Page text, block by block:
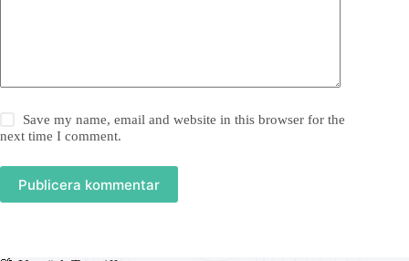
Save my name, email and website in this browser for the
next time I comment.
Publicera kommentar